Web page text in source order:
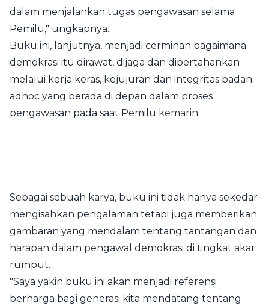
dalam menjalankan tugas pengawasan selama
Pemilu," ungkapnya.
Buku ini, lanjutnya, menjadi cerminan bagaimana
demokrasi itu dirawat, dijaga dan dipertahankan
melalui kerja keras, kejujuran dan integritas badan
adhoc yang berada di depan dalam proses
pengawasan pada saat Pemilu kemarin.
Sebagai sebuah karya, buku ini tidak hanya sekedar
mengisahkan pengalaman tetapi juga memberikan
gambaran yang mendalam tentang tantangan dan
harapan dalam pengawal demokrasi di tingkat akar
rumput.
"Saya yakin buku ini akan menjadi referensi
berharga bagi generasi kita mendatang tentang